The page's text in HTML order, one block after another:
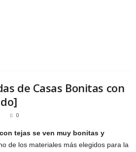
de Casas Bonitas con
0
tejas se ven muy bonitas y
de los materiales más elegidos para la